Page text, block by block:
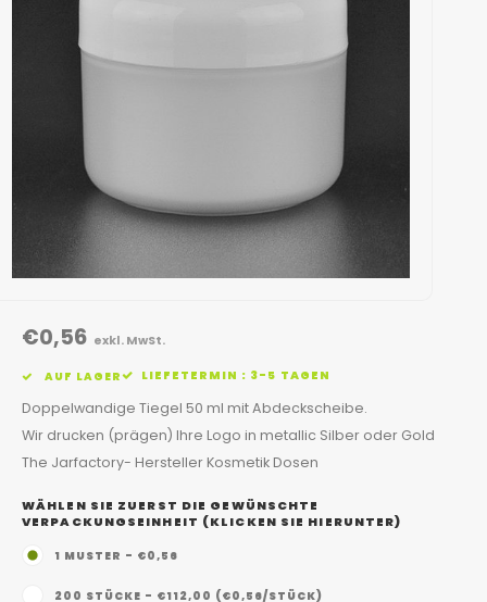
€0,56 exkl. MwSt.
AUF LAGER LIEFETERMIN : 3-5 TAGEN
Doppelwandige Tiegel 50 ml mit Abdeckscheibe.
Wir drucken (prägen) Ihre Logo in metallic Silber oder Gold
The Jarfactory- Hersteller Kosmetik Dosen
WÄHLEN SIE ZUERST DIE GEWÜNSCHTE
VERPACKUNGSEINHEIT (KLICKEN SIE HIERUNTER)
1 MUSTER - €0,56
200 STÜCKE - €112,00 (€0,56/STÜCK)